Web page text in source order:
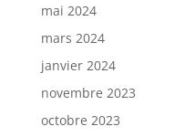
mai 2024
mars 2024
janvier 2024
novembre 2023
octobre 2023